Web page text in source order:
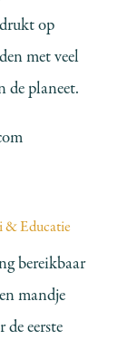
op
met veel
de planeet.
& Educatie
bereikbaar
mandje
eerste